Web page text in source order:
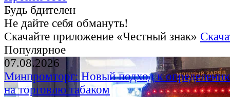
Будь бдителен
Не дайте себя обмануть!
Скачайте приложение «Честный знак»
Популярное
07.08.2026
Минпромторг: Новый подход к
на торговлю табаком